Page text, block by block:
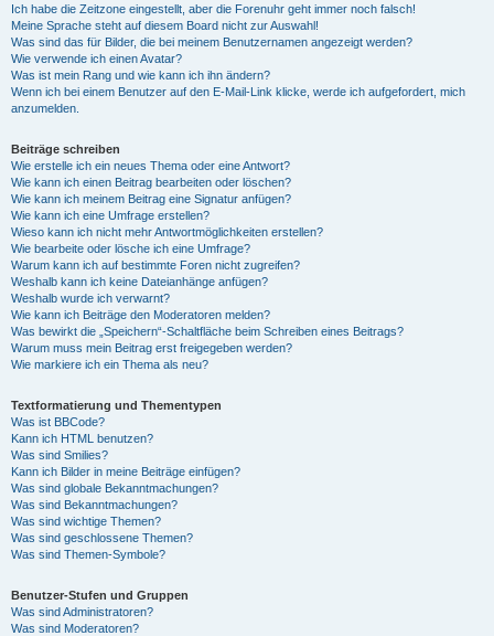
Ich habe die Zeitzone eingestellt, aber die Forenuhr geht immer noch falsch!
Meine Sprache steht auf diesem Board nicht zur Auswahl!
Was sind das für Bilder, die bei meinem Benutzernamen angezeigt werden?
Wie verwende ich einen Avatar?
Was ist mein Rang und wie kann ich ihn ändern?
Wenn ich bei einem Benutzer auf den E-Mail-Link klicke, werde ich aufgefordert, mich
anzumelden.
Beiträge schreiben
Wie erstelle ich ein neues Thema oder eine Antwort?
Wie kann ich einen Beitrag bearbeiten oder löschen?
Wie kann ich meinem Beitrag eine Signatur anfügen?
Wie kann ich eine Umfrage erstellen?
Wieso kann ich nicht mehr Antwortmöglichkeiten erstellen?
Wie bearbeite oder lösche ich eine Umfrage?
Warum kann ich auf bestimmte Foren nicht zugreifen?
Weshalb kann ich keine Dateianhänge anfügen?
Weshalb wurde ich verwarnt?
Wie kann ich Beiträge den Moderatoren melden?
Was bewirkt die „Speichern“-Schaltfläche beim Schreiben eines Beitrags?
Warum muss mein Beitrag erst freigegeben werden?
Wie markiere ich ein Thema als neu?
Textformatierung und Thementypen
Was ist BBCode?
Kann ich HTML benutzen?
Was sind Smilies?
Kann ich Bilder in meine Beiträge einfügen?
Was sind globale Bekanntmachungen?
Was sind Bekanntmachungen?
Was sind wichtige Themen?
Was sind geschlossene Themen?
Was sind Themen-Symbole?
Benutzer-Stufen und Gruppen
Was sind Administratoren?
Was sind Moderatoren?